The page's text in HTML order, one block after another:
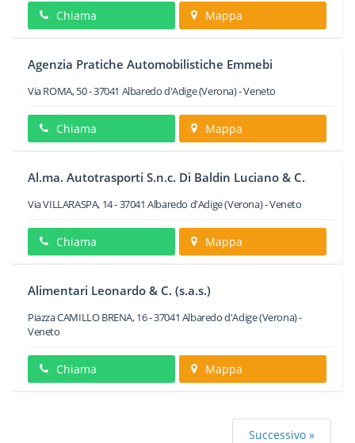
Chiama Mappa
Agenzia Pratiche Automobilistiche Emmebi
Via ROMA, 50-37041 Albaredo d'Adige(Verona) -Veneto
Chiama Mappa
Al.ma. Autotrasporti S.n.c. Di Baldin Luciano & C.
Via VILLARASPA, 14-37041 Albaredo d'Adige(Verona) -Veneto
Chiama Mappa
Alimentari Leonardo & C. (s.a.s.)
Piazza CAMILLO BRENA, 16-37041 Albaredo d'Adige(Verona) -
Veneto
Chiama Mappa
Successivo »